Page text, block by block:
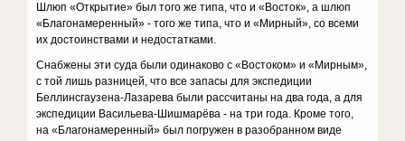
Шлюп «Открытие» был того же типа, что и «Восток», а шлюп
«Благонамеренный» - того же типа, что и «Мирный», со всеми
их достоинствами и недостатками.
Снабжены эти суда были одинаково с «Востоком» и «Мирным»,
с той лишь разницей, что все запасы для экспедиции
Беллинсгаузена-Лазарева были рассчитаны на два года, а для
экспедиции Васильева-Шишмарёва - на три года. Кроме того,
на «Благонамеренный» был погружен в разобранном виде